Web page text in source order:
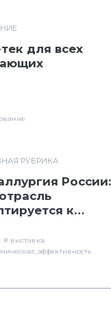
для всех
РУБРИКА
России:
к
# выставка